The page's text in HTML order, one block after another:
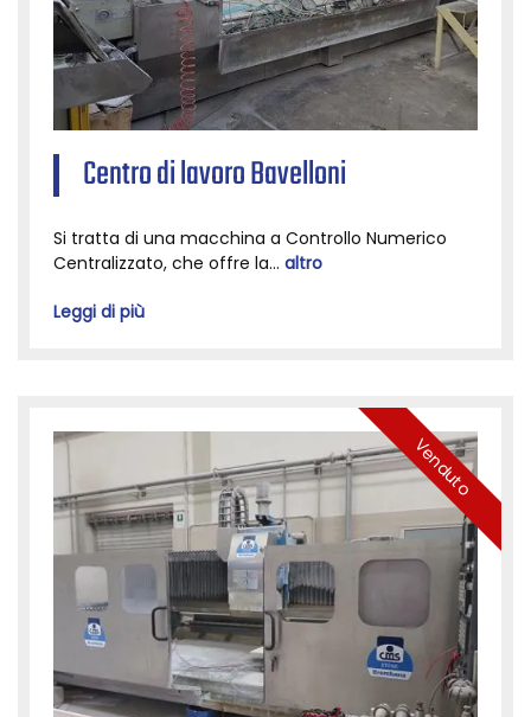
Centro di lavoro Bavelloni
Si tratta di una macchina a Controllo Numerico
Centralizzato, che offre la... altro
Leggi di più
Venduto